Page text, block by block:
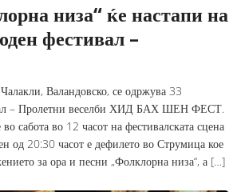
низа“ ќе настапи на
фестивал –
Валандовско, се одржува 33
– Пролетни веселби ХИД БАХ ШЕН ФЕСТ.
сабота во 12 часот на фестивалската сцена
од 20:30 часот е дефилето во Струмица кое
за ора и песни „Фолклорна низа“, а […]